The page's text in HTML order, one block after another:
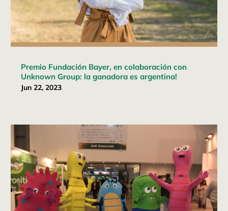
Premio Fundación Bayer, en colaboración con
Unknown Group: la ganadora es argentina!
Jun 22, 2023